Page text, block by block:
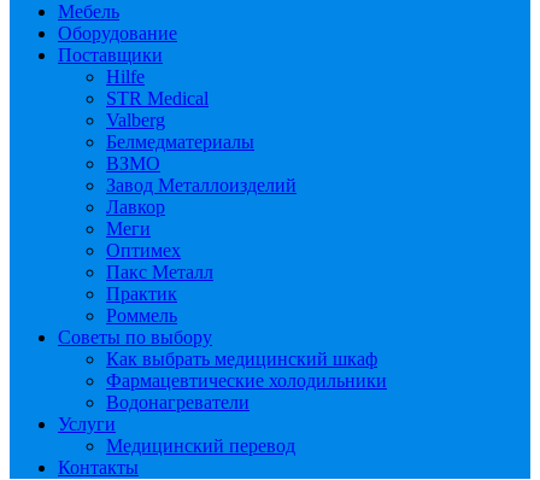
Мебель
Оборудование
Поставщики
Hilfe
STR Medical
Valberg
Белмедматериалы
ВЗМО
Завод Металлоизделий
Лавкор
Меги
Оптимех
Пакс Металл
Практик
Роммель
Советы по выбору
Как выбрать медицинский шкаф
Фармацевтические холодильники
Водонагреватели
Услуги
Медицинский перевод
Контакты